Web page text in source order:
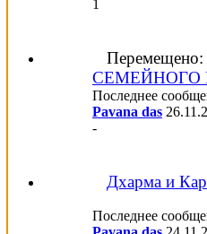
1
Перемещено:
СЕМЕЙНОГО
Последнее
Pavana das
-
Дхарма и
Последнее